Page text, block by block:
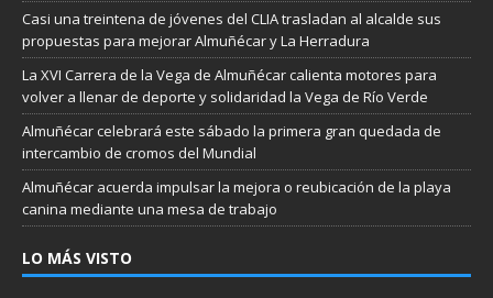
Casi una treintena de jóvenes del CLIA trasladan al alcalde sus
propuestas para mejorar Almuñécar y La Herradura
La XVI Carrera de la Vega de Almuñécar calienta motores para
volver a llenar de deporte y solidaridad la Vega de Río Verde
Almuñécar celebrará este sábado la primera gran quedada de
intercambio de cromos del Mundial
Almuñécar acuerda impulsar la mejora o reubicación de la playa
canina mediante una mesa de trabajo
LO MÁS VISTO